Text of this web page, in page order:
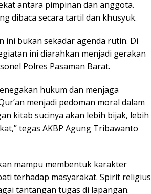
antara pimpinan dan anggota.
dibaca secara tartil dan khusyuk.
ini bukan sekadar agenda rutin. Di
ini diarahkan menjadi gerakan
Polres Pasaman Barat.
hukum dan menjaga
menjadi pedoman moral dalam
kitab sucinya akan lebih bijak, lebih
tegas AKBP Agung Tribawanto
mampu membentuk karakter
terhadap masyarakat. Spirit religius
tantangan tugas di lapangan.